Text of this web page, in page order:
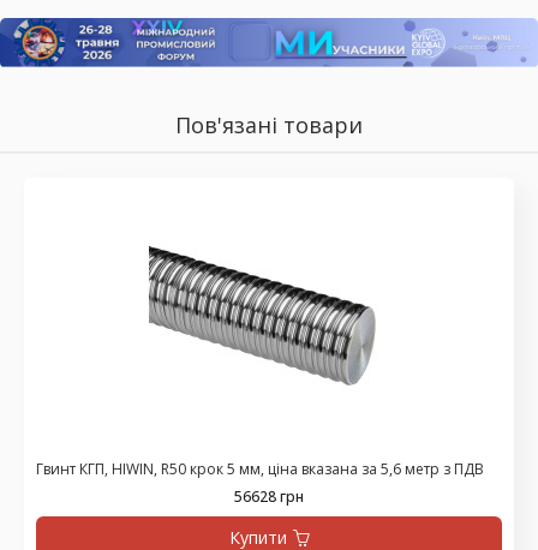
Пов'язані товари
Гвинт КГП, HIWIN, R50 крок 5 мм, ціна вказана за 5,6 метр з ПДВ
56628 грн
Купити